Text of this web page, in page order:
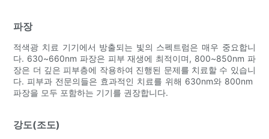
파장
적색광 치료 기기에서 방출되는 빛의 스펙트럼은 매우 중요합니
다. 630~660nm 파장은 피부 재생에 최적이며, 800~850nm 파
장은 더 깊은 피부층에 작용하여 진행된 문제를 치료할 수 있습니
다. 피부과 전문의들은 효과적인 치료를 위해 630nm와 800nm ​​
파장을 모두 포함하는 기기를 권장합니다.
강도(조도)